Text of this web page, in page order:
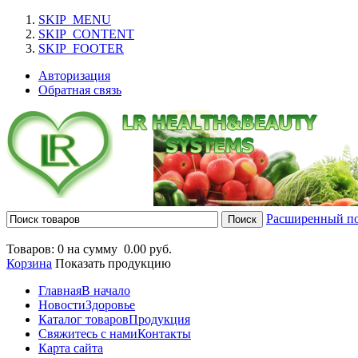
SKIP_MENU
SKIP_CONTENT
SKIP_FOOTER
Авторизация
Обратная связь
Расширенный
Товаров: 0 на сумму 0.00 руб.
Корзина Показать продукцию
ГлавнаяВ начало
НовостиЗдоровье
Каталог товаровПродукция
Свяжитесь с намиКонтакты
Карта сайта